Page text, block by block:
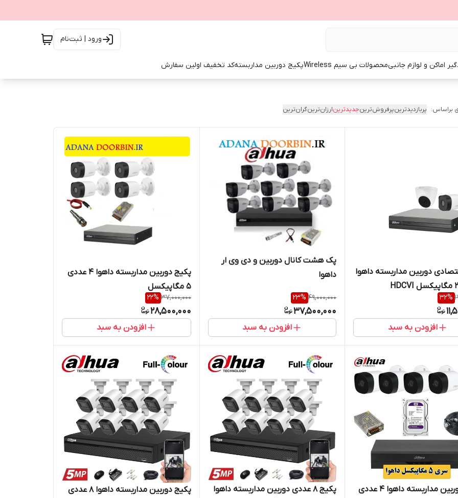
ورود | ثبت‌نام
اماکن و لوازم جانبیمحصولات بی سیم Wireless پکیج دوربین مداربستهکد تخفیف اولین سفارش
براساس: پربازدیدترینپرفروش‌ترینجدیدترینارزان‌ترینگران‌ترین
دوربین مداربسته داهوا
32%
افزودن به سبد
پک هشت کانال دوربین و دی وی ار
داهوا
49,000,000
23%
37,500,000
افزودن به سبد
پکیج دوربین مداربسته داهوا ۴ عددی
۵ مگاپیکسل
37,000,000
22%
28,500,000
افزودن به سبد
پکیج دوربین مداربسته داهوا ۴ عددی
پکیج 8 عددی دوربین مداربسته داهوا
پکیج دوربین مداربسته داهوا 8 عددی